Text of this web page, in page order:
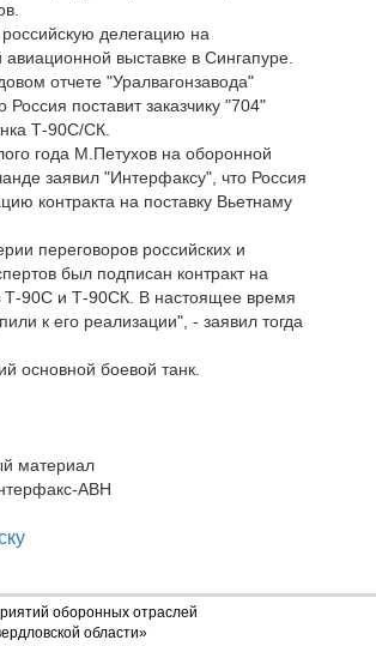
делегацию на
выставке в Сингапуре.
отчете "Уралвагонзавода"
Россия поставит заказчику "704"
Т-90С/СК.
года М.Петухов на оборонной
заявил "Интерфаксу", что Россия
контракта на поставку Вьетнаму
переговоров российских и
был подписан контракт на
Т-90С и Т-90СК. В настоящее время
к его реализации", - заявил тогда
основной боевой танк.
материал
АВН
оборонных отраслей
области»